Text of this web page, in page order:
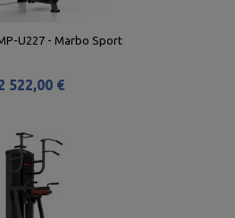
U227 - Marbo Sport
522,00 €